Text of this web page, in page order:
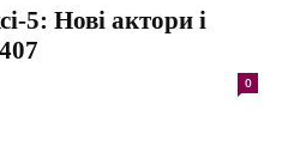
5: Нові актори і
0